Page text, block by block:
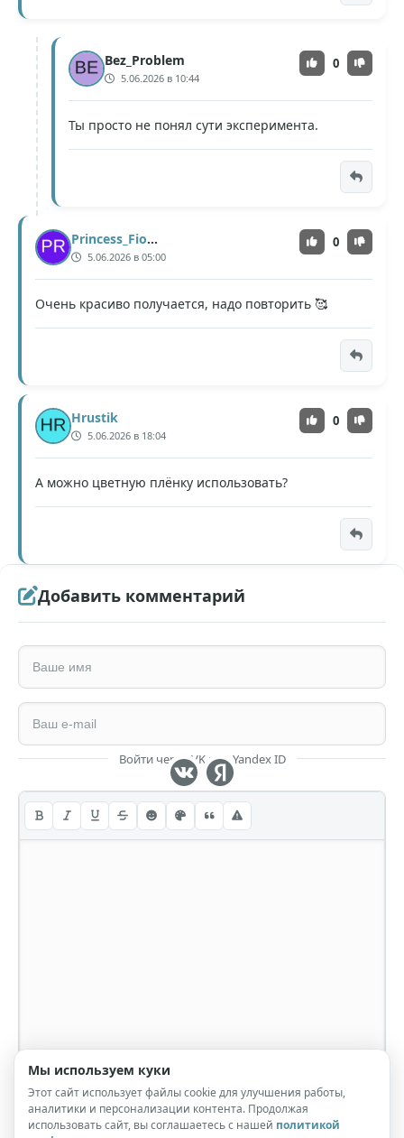
Bez_Problem
5.06.2026 в 10:44
0
Ты просто не понял сути эксперимента.
Princess_Fiona
5.06.2026 в 05:00
0
Очень красиво получается, надо повторить 🥰
Hrustik
5.06.2026 в 18:04
0
А можно цветную плёнку использовать?
Добавить комментарий
Войти через VK или Yandex ID
Мы используем куки
Этот сайт использует файлы cookie для улучшения работы,
аналитики и персонализации контента. Продолжая
использовать сайт, вы соглашаетесь с нашей политикой